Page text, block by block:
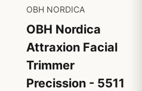
OBH NORDICA
OBH Nordica
Attraxion Facial
Trimmer
Precission - 5511